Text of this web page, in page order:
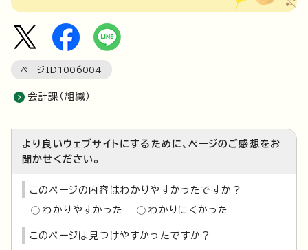
ページID 1006004
会計課（組織）
より良いウェブサイトにするために、ページのご感想をお
聞かせください。
このページの内容はわかりやすかったですか？
わかりやすかった わかりにくかった
このページは見つけやすかったですか？